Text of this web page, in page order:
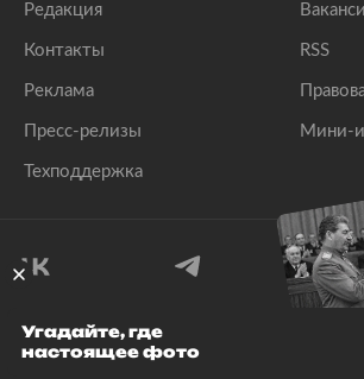
Редакция
Контакты
Реклама
Пресс-релизы
Техподдержка
RSS
Мини-
© 1999–2026 Все права защищены.
Угадайте, где
настоящее фото